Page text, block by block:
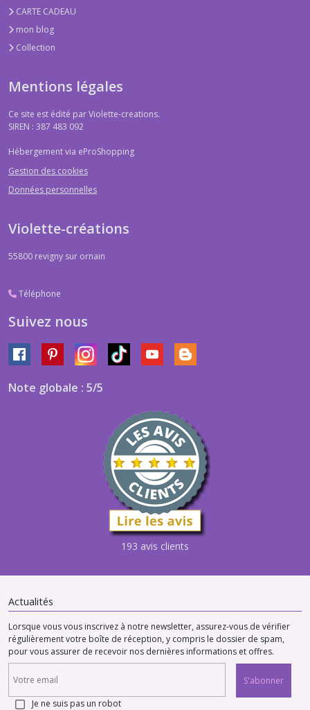
CARTE CADEAU
mon blog
Collection
Mentions légales
Ce site est édité par Violette-creations.
SIREN : 387 483 092
Hébergement via eProShopping
Gestion des cookies
Données personnelles
Violette-créations
55800 revigny sur ornain
Téléphone
Suivez nous
Note globale : 5/5
193 avis clients
Actualités
Lorsque vous vous inscrivez à notre newsletter, assurez-vous de vérifier
régulièrement votre boîte de réception, y compris le dossier de spam,
pour vous assurer de recevoir nos dernières informations et offres.
S'abonner
Je ne suis pas un robot